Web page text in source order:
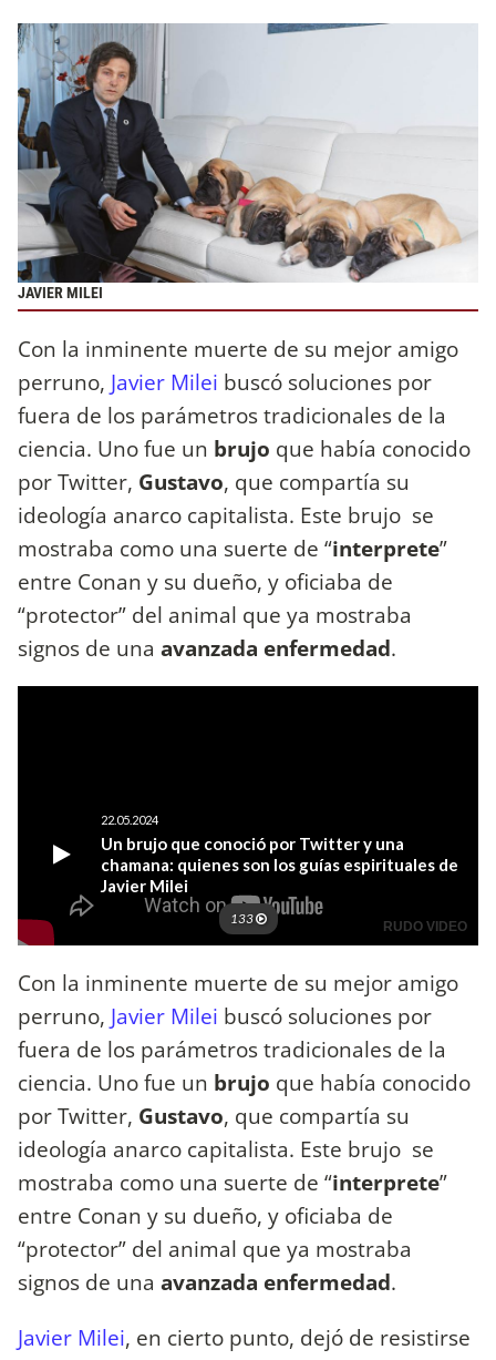
JAVIER MILEI
Con la inminente muerte de su mejor amigo
perruno, Javier Milei buscó soluciones por
fuera de los parámetros tradicionales de la
ciencia. Uno fue un brujo que había conocido
por Twitter, Gustavo, que compartía su
ideología anarco capitalista. Este brujo se
mostraba como una suerte de “interprete”
entre Conan y su dueño, y oficiaba de
“protector” del animal que ya mostraba
signos de una avanzada enfermedad.
Con la inminente muerte de su mejor amigo
perruno, Javier Milei buscó soluciones por
fuera de los parámetros tradicionales de la
ciencia. Uno fue un brujo que había conocido
por Twitter, Gustavo, que compartía su
ideología anarco capitalista. Este brujo se
mostraba como una suerte de “interprete”
entre Conan y su dueño, y oficiaba de
“protector” del animal que ya mostraba
signos de una avanzada enfermedad.
Javier Milei, en cierto punto, dejó de resistirse